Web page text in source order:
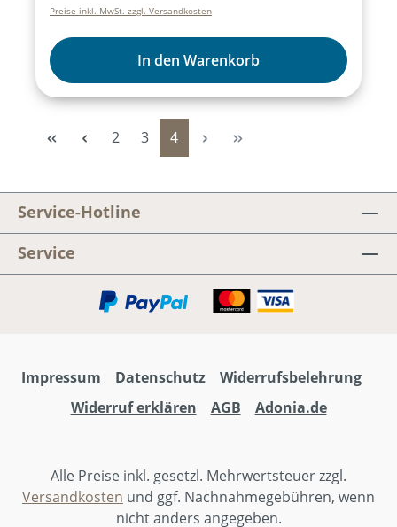
Geige, …) oder Bb-/Es-Instrumente
(Trompete, Saxophon …), ohne
Liedtexte. KeyboardNotensatz für
unterschiedliche Keyboard-Sounds (z.B.
Hammond, Pad, Strings, …) ausgewählter
Lieder des Musicals, ohne Liedtexte.
Preise inkl. MwSt. zzgl. Versandkosten
In den Warenkorb
Seite
2 Seite
3 Seite
4
Service-Hotline
Service
Impressum Datenschutz
Widerrufsbelehrung
Widerruf erklären
AGB Adonia.de
Alle Preise inkl. gesetzl. Mehrwertsteuer zzgl.
Versandkosten und ggf. Nachnahmegebühren, wenn
nicht anders angegeben.